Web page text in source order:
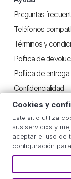
Preguntas
Teléfonos
Términos y
Política de
Política de entrega
Confidencialidad
Útil
Instrucciones iOS
Instrucciones
Estimación de
Cookies y
Este sitio utiliza
sus servicios y
aceptar el uso de
configuración